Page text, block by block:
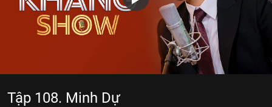
Tập 108. Minh Dự